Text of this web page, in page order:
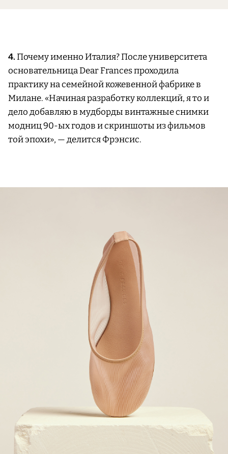
4.Почему именно Италия? После университета
основательница Dear Frances проходила
практику на семейной кожевенной фабрике в
Милане. «Начиная разработку коллекций, я то и
дело добавляю в мудборды винтажные снимки
модниц 90-ых годов и скриншоты из фильмов
той эпохи», — делится Фрэнсис.